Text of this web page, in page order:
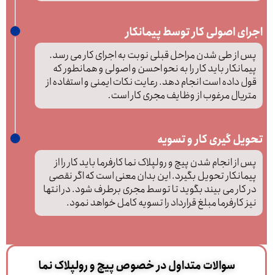
اجرای اصولی کار توسط پیمانکار
پس از طی شدن مراحل قبلی نوبت به اجرای کار می رسد.
پیمانکار باید کار را به نحو احسن و اصولی و همانطور که
قول داده است انجام دهد. رعایت نکات ایمنی و استفاده از
متریال مرغوب از وظایف مجری کار است.
تحویل گیری کار و تسویه
پس از انجام شدن پیچ و رولپلاک نما کارفرما باید کار را از
پیمانکار تحویل بگیرد. این بدان معنی است که اگر نقصی
در کار می بیند بگوید تا توسط مجری برطرف شود. در انتها
نیز کارفرما مبلغ قرارداد را تسویه کامل خواهد نمود.
سوالات متداول در خصوص پیچ و رولپلاک نما